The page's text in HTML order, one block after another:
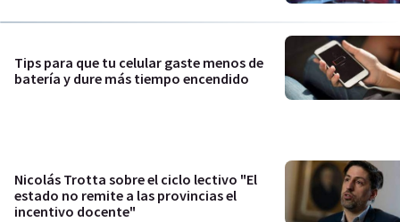
Tips para que tu celular gaste menos de
batería y dure más tiempo encendido
Nicolás Trotta sobre el ciclo lectivo "El
estado no remite a las provincias el
incentivo docente"